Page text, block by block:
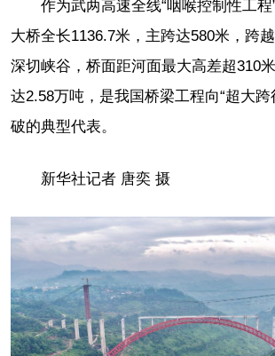
作为武两高速全线“咽喉控制性工
大桥全长1136.7米，主跨达580米，跨
深切峡谷，桥面距河面最大高差超310
达2.58万吨，是我国桥梁工程向“超大跨
破的典型代表。
新华社记者 唐奕 摄